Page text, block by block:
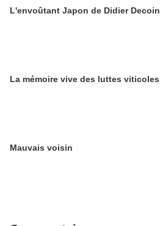
L'envoûtant Japon de Didier Decoin
La mémoire vive des luttes viticoles
Mauvais voisin